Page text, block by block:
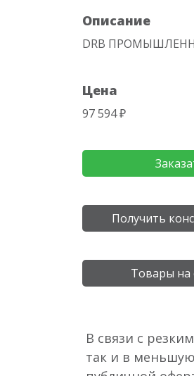
Описание
DRB
Цена
97 594 ₽
Получить
Товары на
В связи с
так и в